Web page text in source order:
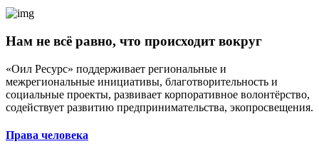
Нам не всё равно, что происходит вокруг
«Оил Ресурс» поддерживает региональные и
межрегиональные инициативы, благотворительность и
социальные проекты, развивает корпоративное волонтёрство,
содействует развитию предпринимательства, экопросвещения.
Права человека